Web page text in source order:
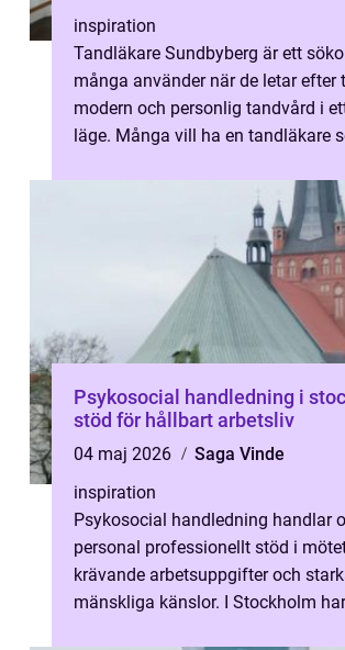
inspiration
Tandläkare Sundbyberg är ett
många använder när de letar efter
modern och personlig tandvård i
läge. Många vill ha en tandläkare
Psykosocial handledning i
stöd för hållbart arbetsliv
04 maj 2026
Saga Vinde
inspiration
Psykosocial handledning handlar
personal professionellt stöd i
krävande arbetsuppgifter och
mänskliga känslor. I Stockholm